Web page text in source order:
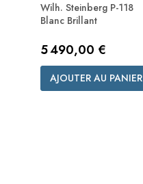
Wilh. Steinberg P-118
Blanc Brillant
Prix
5 490,00 €
AJOUTER AU PANIER